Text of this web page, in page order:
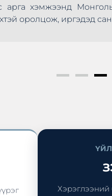
арга хэмжээнд
оролцож, иргэдэд